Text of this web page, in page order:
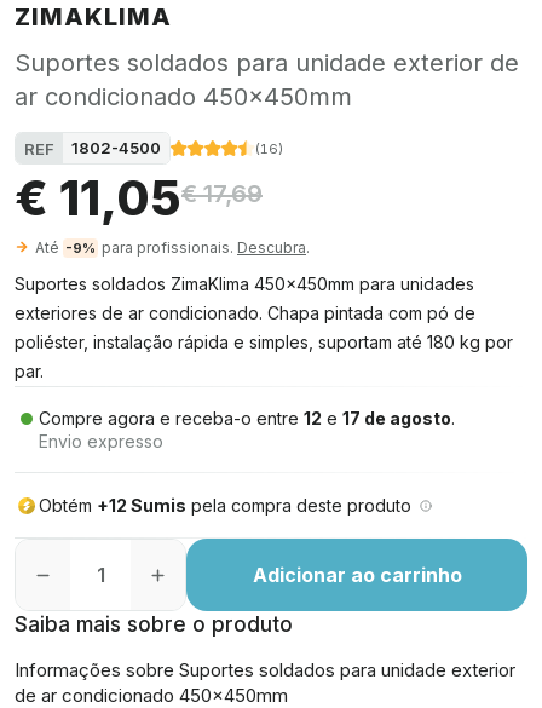
ZIMAKLIMA
Suportes soldados para unidade exterior de
ar condicionado 450x450mm
REF 1802-4500 (16)
€ 11,05€ 17,69
Até -9% para profissionais. Descubra.
Suportes soldados ZimaKlima 450x450mm para unidades
exteriores de ar condicionado. Chapa pintada com pó de
poliéster, instalação rápida e simples, suportam até 180 kg por
par.
Compre agora e receba-o entre 12 e 17 de agosto.
Envio expresso
Obtém +12 Sumis pela compra deste produto
Adicionar ao carrinho
Saiba mais sobre o produto
Informações sobre Suportes soldados para unidade exterior
de ar condicionado 450x450mm